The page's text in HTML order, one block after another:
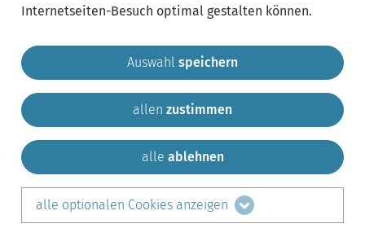
Gemeinde Krailling Impressum
Sitemap
Kontakt
teilen auf:
LinkedIn
Internetseiten-Besuch optimal gestalten können.
Auswahl speichern
allen zustimmen
alle ablehnen
alle optionalen Cookies anzeigen